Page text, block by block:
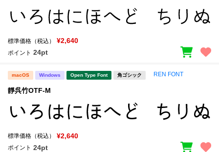
標準価格（税込） ¥2,640
ポイント 24pt
macOS Windows Open Type Font 角ゴシック REN FONT
靜呉竹OTF-M
標準価格（税込） ¥2,640
ポイント 24pt